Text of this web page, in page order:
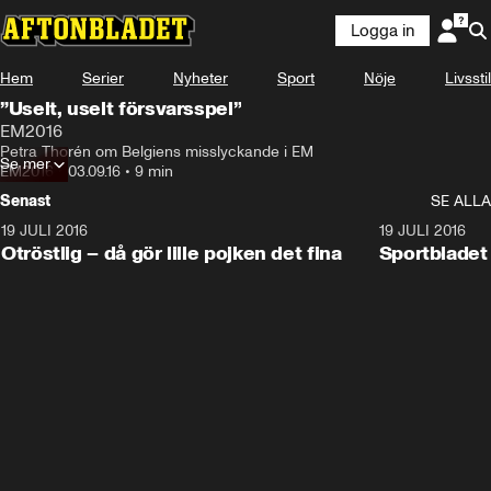
Logga in
Hem Serier Nyheter Sport Nöje Livsstil
”Uselt, uselt försvarsspel”
EM2016
Petra Thorén om Belgiens misslyckande i EM
EM2016• 03.09.16 • 9 min
Se mer
Senast
SE ALLA
19 JULI 2016
Otröstlig – då gör lille pojken det fina
19 JULI 2016